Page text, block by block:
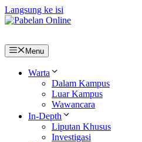
Langsung ke isi
Menu
Warta
Dalam Kampus
Luar Kampus
Wawancara
In-Depth
Liputan Khusus
Investigasi